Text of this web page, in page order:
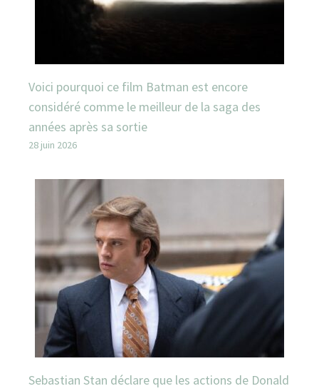
Voici pourquoi ce film Batman est encore
considéré comme le meilleur de la saga des
années après sa sortie
28 juin 2026
Sebastian Stan déclare que les actions de Donald